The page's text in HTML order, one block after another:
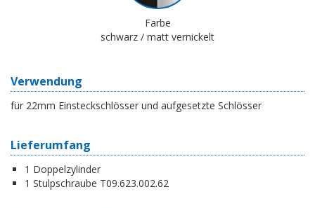
Farbe
schwarz / matt vernickelt
Verwendung
für 22mm Einsteckschlösser und aufgesetzte Schlösser
Lieferumfang
1 Doppelzylinder
1 Stulpschraube T09.623.002.62